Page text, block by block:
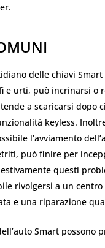
delle chiavi
e urti, può incrinarsi o
a scaricarsi dopo
keyless.
l’avviamento
può finire per
questi
rivolgersi a un centro
e una riparazione
Smart possono